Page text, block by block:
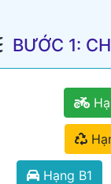
BƯỚC 1:
Hạng B1